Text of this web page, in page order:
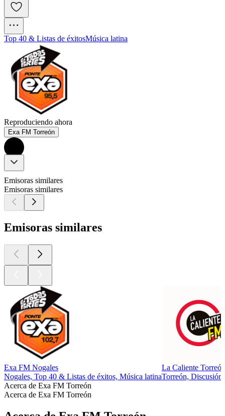
Top 40 & Listas de éxitosMúsica latina
Reproduciendo ahora
Exa FM Torreón
Emisoras similares
Emisoras similares
Emisoras similares
Exa FM Nogales
Nogales, Top 40 & Listas de éxitos, Música latina
La Caliente
Torreón,
Acerca de Exa FM Torreón
Acerca de Exa FM Torreón